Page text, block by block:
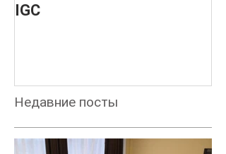
IGC
Недавние посты